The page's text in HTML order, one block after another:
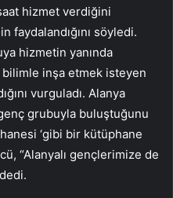
hizmet verdiğini
söyledi.
hizmetin yanında
inşa etmek isteyen
vurguladı. Alanya
grubuyla buluştuğunu
‘gibi bir kütüphane
“Alanyalı gençlerimize de